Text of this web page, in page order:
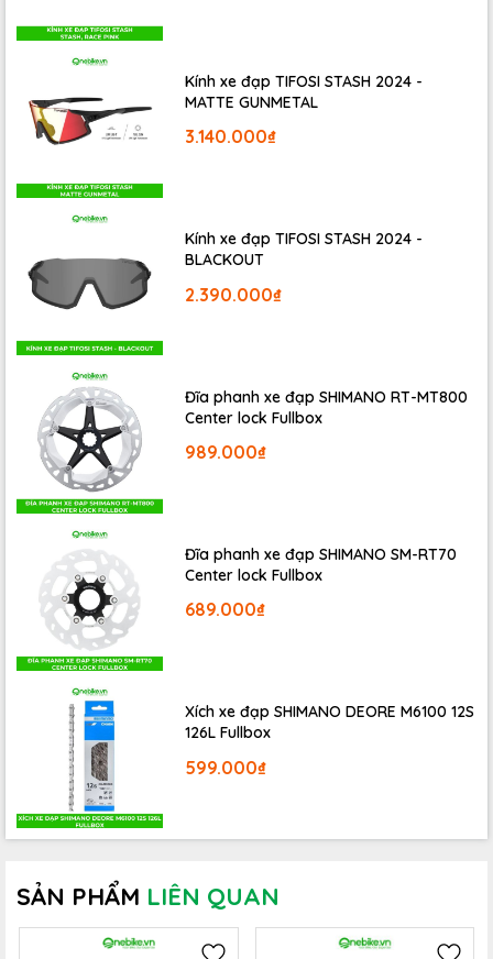
Khung xe hoàn toàn mới kiểu dáng đẹp giúp tiết kiệm
trọng lượng và tốc độ nhanh hơn nhờ hình dạng các ống
Kammtail được cập nhật.
Ngoài ra, IsoSpeed của
GEN 4có khả năng
giúp hạn chế nhức mỏi, giúp bạn đi lâu hơn, xa hơn.
Kính xe đạp TIFOSI STASH 2024 -
MATTE GUNMETAL
3.140.000₫
Kính xe đạp TIFOSI STASH 2024 -
BLACKOUT
2.390.000₫
Đĩa phanh xe đạp SHIMANO RT-MT800
Center lock Fullbox
989.000₫
Đĩa phanh xe đạp SHIMANO SM-RT70
Center lock Fullbox
689.000₫
Xích xe đạp SHIMANO DEORE M6100 12S
126L Fullbox
599.000₫
SẢN PHẨM LIÊN QUAN